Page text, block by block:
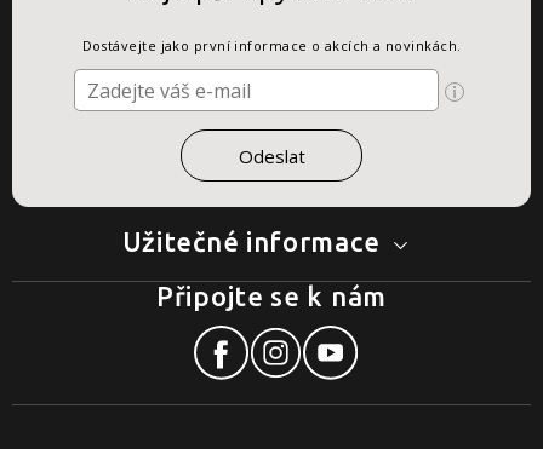
Užitečné informace
Dostávejte jako první informace o akcích a novinkách.
Připojte se k nám